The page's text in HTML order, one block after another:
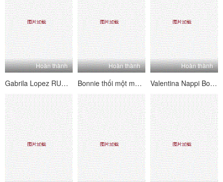
Hoàn thành
Gabrila Lopez RUBDOWN KHẨN CẤP
Hoàn thành
Bonnie thối một massage cho Bonnie
Hoàn thành
Valentina Nappi Bodazer Banging